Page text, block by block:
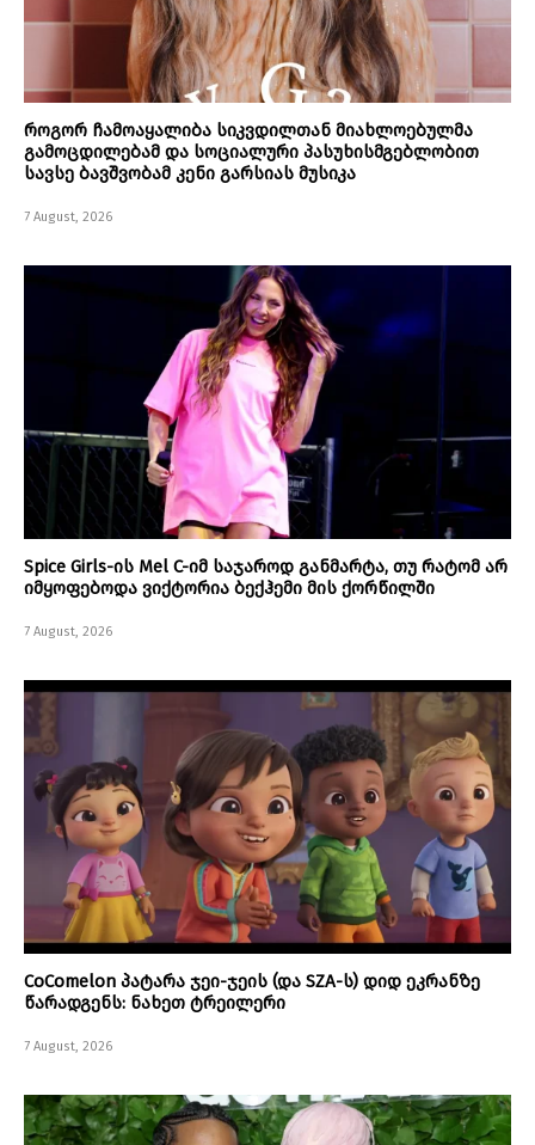
როგორ ჩამოაყალიბა სიკვდილთან მიახლოებულმა
გამოცდილებამ და სოციალური პასუხისმგებლობით
სავსე ბავშვობამ კენი გარსიას მუსიკა
7 August, 2026
Spice Girls-ის Mel C-იმ საჯაროდ განმარტა, თუ რატომ არ
იმყოფებოდა ვიქტორია ბექჰემი მის ქორწილში
7 August, 2026
CoComelon პატარა ჯეი-ჯეის (და SZA-ს) დიდ ეკრანზე
წარადგენს: ნახეთ ტრეილერი
7 August, 2026